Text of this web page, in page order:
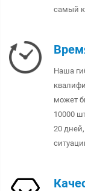
самый
Наша
может
10000
20